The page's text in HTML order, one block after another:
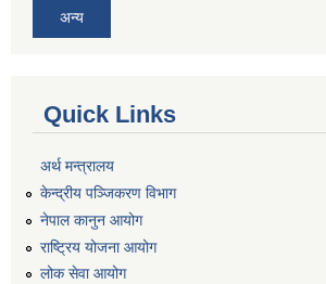
अन्य
Quick Links
अर्थ मन्त्रालय
केन्द्रीय पञ्जिकरण विभाग
नेपाल कानुन आयोग
राष्ट्रिय योजना आयोग
लोक सेवा आयोग